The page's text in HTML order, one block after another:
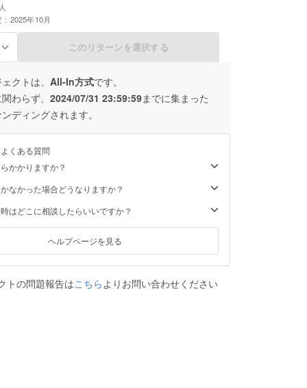
2025年10月
このリターンを選択する
クトは、 All-In方式です。
わらず、 2024/07/31 23:59:59までに集まった
ディングされます。
くある質問
かかりますか？
なかった場合どうなりますか？
はどこに相談したらいいですか？
ヘルプページを見る
トの問題報告はこちら よりお問い合わせください